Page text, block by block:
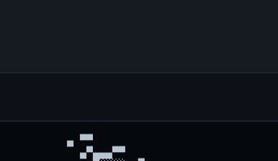
░▒▓█▀  ▄███▌   ░▒░    █ ▄
▄▓▓▓▒▒█░▓▓▒░  ▄▐▒░▒▓▓▓▓▓▓▓▓▓▒▌▐▓▓ ▒▓▓▓▒▒▒▓▓██▌       ▐░▒▓▌   ▐██▓▌ ░░▒░    ░ ▀▄
▀▓▓▒▒░░░░▄▄▄░░░▐▒░▒▓▓██▓▓▓▓▓▒▌▐▓▓ ▒▓▓▒▒░▒▓▓██        ▐▒▓█ ▄  ▐█▓▒ ▒▓░   ░░
▒▄ ▀▀██░░░▒▒▒▒▒▐░▒▓▓████▓▓▓▓▒▌▐▓▓ ▒▓▒▒▒░▒▓▓██     ▄▌  ▓█ ▓▓█ ▓▓▒░ ░░  ░░
▒░▒▓▒░ ▀▒▒▒▓▓▒░▐░▒▓█████▓▓▓▓▒▌▐▓▓ ▒▒▒▒░░▒▓▓██   ▄█▀   ▀█ ▒▓█ ▒▀▀ ░░ ░         ▄
░▒▓▓░▒░░  ▀▓▒░▒ ░▒▓██████▓▓▓▒░ █▓ ▒▒▒░░░▒▒▓▓█▄███     ▄ ▐░▓ ▌  ░░        ▄▄▓▓▓▓
▓░▓▒░▒░░    ▀▒░ ░▒▓██████▓▓▒░▒ ██▌▐░░░░░░▒▓▓▓▓██▄ ▄█ █▓▌▐░ ░▌█        ▄▀▀ ▀▓▓▄▄
▒▒░█░░       ▄▓ ░▒▓█████▓▓░░▒▒ █▓▌▐░░░░░░▒▒▓▓▀▓████▌▐▒▓  ▌▐░▌█▓     █▓▄  ▄▓▓▒▒▒
░▒▒░▒  ░      ▓▌░▒▓▓███▓▒░▒▒▒▒▌▐█▌▐░░░░░░▀ ▄░░░░▀██ ░▓  ▄ ▒░▌▓░   ▄▓▓▓▓▄▓▓▒▀▀▄▄
▒░░░          ▒░▐░▒▓█▓▓▒▒▒▒▒▒▓▌▐█▌▐░░░░▀ ▄░░▒▒▒▒▒░█ ░▀ ▓▌▐▒░ ▒▒ ▄▓▀▓▓▓▒▒▀▄░░▓▓▓
▒░   ░         ░▐░▒▓▓▒▒▒▒▓▒▓▓▓▌▐█▌▐░░░▀▄░▒▒▓▓▓▓▓▒▒▓▌▀ ▐▒ ▓▒░ ▀ ▀▄▓▓▓▒▀▄ ░▒▓▓▓▒▒
░   ░           ▐░▒▒▒░░▒▓▒▓▓▓█▌▐█▌▐░░▌▐░▒▓▓▓▓▓▓▓▓▒▓▓▄ ▒▌▐▓▒░  ▄▓▀ ▄ ▄░ ░▒▒▀▀
        ░     ░ ▐░▒░░░▓▓▒▓▓████ █▌▐▒░ ░▒▓▓▓██████▓▓▓▓▓▄▄▓▒░▌ ▀▓ ▀▀░ ▀ ░▒▀  ▄▓▄▓
 ░    ░░     ░▒▓▐░░░▒▓▓▒▓▓█████ ██ ▓▒ ▒▓▓██████████▓▓▓▓▓▓▒░▌▄▓  ▄▓▄▄▓   ▄▀▓▓▓▒▒
     ░▒      ▒░  ░▒▓▓▒░▒▓██████ ██ ▓▓▒▓▓█████████████▓▓▓▓▒░▌▒░ ▓▓▓▒▒▒░░ ▄░▒▒░▓▒
    ░░     ░▒░░█ ▒░▓▒░▒▓███████ ██ █▓▒▓███████████████▓▓▓▒░  ▀ ░▒▒░░░▓▀ ░░▀  ▄▄
   ▒░ ▒ ░ ░▒ ▒▓▀ ▓▒▒░▒▓████████▌▐█ ██▓████▀▀▄▄▄░░▀█████▓▓▓▒   ▄ ▀░▒▓▒░  ▄▄▄██▓▒
  ░░░░ ▒ ▒░░▒    ▓▓▒░▒▓████████▌▐█ ██▓███  ██▀▀▄▄░░▓███▓▓▓▒ ▄   ▄  ░ ▄░███▓▒▓▒░
 ░░▓▒ ▒░▒▓▒▒     ▐▓░░▒▓████████▌▐█ █████  █▀▄█████▓▒▓███▓▓▒ ▒▓▄  ▀▄ ░░██▓▒░░ ▄▀
░▒▒▓▒░ ░▒        ▐▓░▒▒▓███████ ▌▐█▌▐███▌ █ █████▀▀▀▓████▓▓▌▄ ░█▌ ▄▀▓▄▀▒▒░ ░ ▄█▓
░▒▒▒░ ▄        ▒▌▐▓░▒▓▓██████▌▐░ █▌▐███ ▄▀▄██▀▄▄░░░▄▄▀██▓▓▌ ▀ ▀ ░▒▓▄▀▒▄ ▄▓▄██▓▓
▓▓ ░▓▒        ▓█▌▐▓░▒▓▓██████ ░▒ █▌▐███ ░▄█▀ ░░░▒▒▒░░░▄█▓▓▌  █▄ ▀░░▒▓▄▀░ ▒░▓▓░▒
▒▒▓░░       ▄█▓▀ ▐▓░▒▓▓▓████▌▐░▒ █▌▐███ ▐█▀▄░▒▒▒▓▓▓▒▒▒░▀▓▓▌   ▀█▄ ▀░▒▓▌▐█  ░▒░▒
▒░        ▄▓▓▀    ▀▓▒▓▓▓█▀▄▀▄░▒▒ █▌▐██▌ █▀▄░▒▓▓▓▓▓▓▓▓▒░▌▐▓ ░▄    ▄▄▄▀░▀ ▓█  ▓▄░
       ▄▄▒▓▀        ▒▓▓▓▌▐░░░▒▒▒ ██ ██▌ █▄░▒▓▓▓▓███▓▓▓▒░ ▓ ▒▒░  ▐▄ ▀▓▄  ░▓▒ ▐▒▓
    ▄▄░▒▒▀          ▐▒▓▓▌▐░░▒▒▒▓▌▐█ ██ ▄ ░▒▓▓▓██████▓▓▒░ ▓  ▀▓▒  █░▀ ▀▓▄ ▒░  ░▒
▄▄ ░░░░▀     ░▓█▄ ▄▓▐▒▓▓▀▄░▒▒▓▓▓▌▐█ █▌▐█▄░▒▓▓████████▓▓▒░▓ ▓▄ ▀▓▄ ▀░░▄ ▀▄    ▄▄
▒░▄ ▀▀       ▄▄▄██▓▒ ▒▓▀▄░▒▒▓▓▓▓▌▐█ ███▀░▒▓▓██████████▓▓▒▌▐▄▀▓▄ ▀▀  ▀░░  ▓▄ ▀
░░▀        ░▓▒░ ▀▓▒░ ▒▒ ░▒▒▓▓▓▓▓▌▐█▌ ▄▀▄░▒▓████████████▓▒▌▐██▄▀▓▄▄    ▀   ▀█▄
▀           ▒░    ░░ ▒ ░▒▒▓▓▓▓▓▒▒ █▌▀▀ ░▒▓██████████████▓▌▐▓███▄▄▀▀▀  ▄▒  ▄ ▀
            ▄▄░▀▀▀█▄ ▐▄░▒▓▓█▓▒▒░░ █▌  ░▒▓████████████████▌▐▓▓█░█▒▓█▄ ▐█░
            ░▄▄▄▀▀ ▄▄▐░▒▓██▓▒░░▀  █▌ ░▒▓█████████████████ ▒▒░░▒░▓█▓▓░ █▓▒░
          ░▒█▒░ ▄▒  ▀▐▒▓██▓▒░▀▄▄▀ █▌ ▒▓█████████▓▓▓▓▓▓███ ▄░░▒░▒▓▓▒▓▄ ▐▓▓▒░░  ▀
▄▄       ░▒▓░ ▄░█▓▀░  ▓██▓▒░▀ ▀▄░▌▐█ ▓███████▓▓▓▓▓▓▓▓▓▓▓█ ▒░ ░▓░░▒ ░▒░▄▀▀▓▓█▓▒░
 ██▓▄     ░░ ▒▓▓▒░  █ ██▓▒░▌ ▀ ▀▄▌▐█ ██████▓▓▓▓▒▒▒▒▒▒▒▒▓▓ ░  ▒▒░